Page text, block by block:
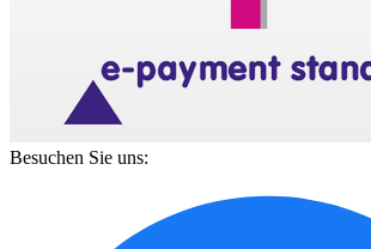
Besuchen Sie uns: